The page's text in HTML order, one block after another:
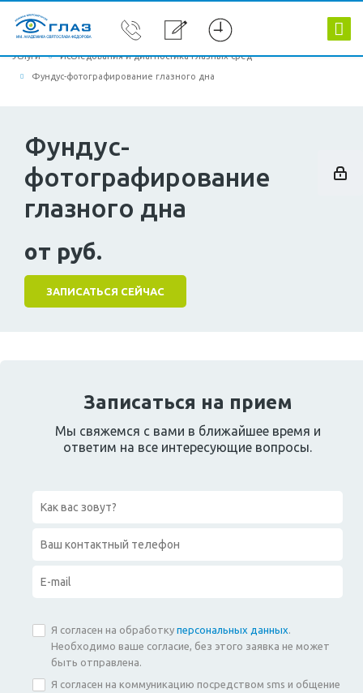
Услуги Исследования и диагностика глазных сред
Фундус-фотографирование глазного дна
Фундус-
фотографирование
глазного дна
от руб.
ЗАПИСАТЬСЯ СЕЙЧАС
Записаться на прием
Мы свяжемся с вами в ближайшее время и
ответим на все интересующие вопросы.
Я согласен на обработку персональных данных.
Необходимо ваше согласие, без этого заявка не может
быть отправлена.
Я согласен на коммуникацию посредством sms и общение